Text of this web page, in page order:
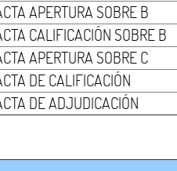
APERTURA SOBRE B
CALIFICACIÓN SOBRE B
APERTURA SOBRE C
DE CALIFICACIÓN
DE ADJUDICACIÓN